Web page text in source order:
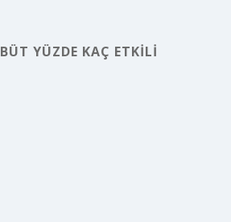
BÜT YÜZDE KAÇ ETKILI